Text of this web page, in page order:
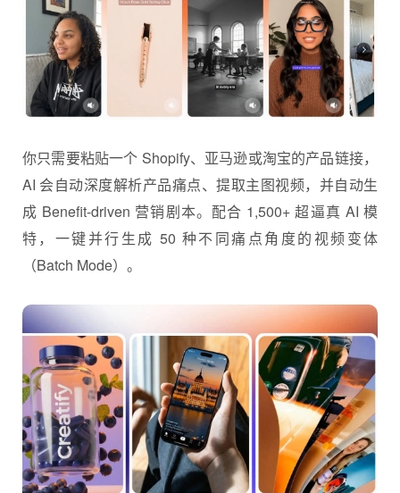
你只需要粘贴一个 Shopify、亚马逊或淘宝的产品链接，
AI 会自动深度解析产品痛点、提取主图视频，并自动生
成 Benefit-driven 营销剧本。配合 1,500+ 超逼真 AI 模
特，一键并行生成 50 种不同痛点角度的视频变体
（Batch Mode）。